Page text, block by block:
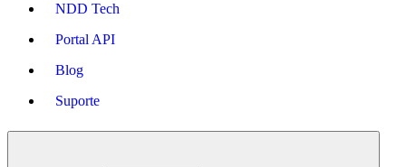
NDD Tech
Portal API
Blog
Suporte